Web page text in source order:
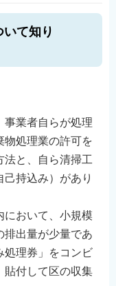
て知り
事業者自らが処理
物処理業の許可を
法と、自ら清掃工
持込み）があり
において、小規模
排出量が少量であ
処理券」をコンビ
貼付して区の収集